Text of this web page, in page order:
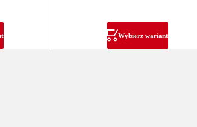
Wybierz wariant